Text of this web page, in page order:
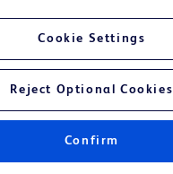
Cookie Settings
Reject Optional Cookies
Confirm